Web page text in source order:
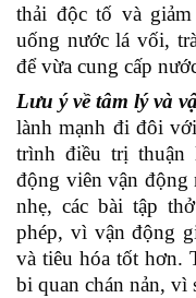
thải độc tố và
uống nước lá vối,
để vừa cung cấp
Lưu ý về tâm lý và
lành mạnh đi đôi
trình điều trị thuận
động viên vận động
nhẹ, các bài tập
phép, vì vận động
và tiêu hóa tốt hơn.
bi quan chán nản, vì